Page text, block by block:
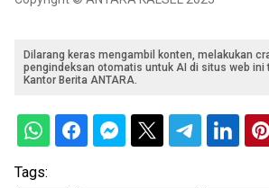
Dilarang keras mengambil konten, melakukan
pengindeksan otomatis untuk AI di situs web ini
Kantor Berita ANTARA.
Tags: